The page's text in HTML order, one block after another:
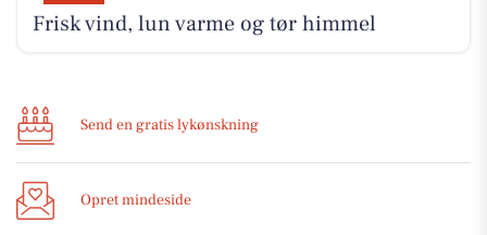
Frisk vind, lun varme og tør himmel
Send en gratis lykønskning
Opret mindeside